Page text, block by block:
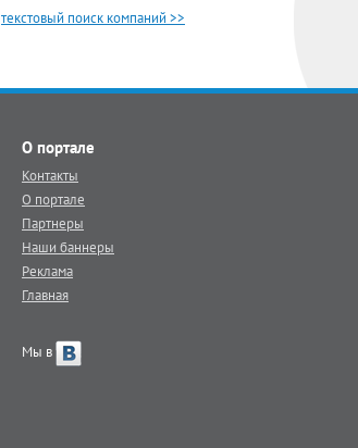
текстовый поиск компаний >>
О портале
Контакты
О портале
Партнеры
Наши баннеры
Реклама
Главная
Мы в